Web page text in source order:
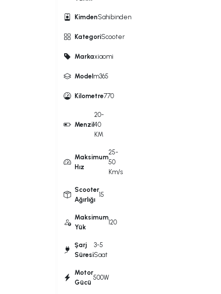
KimdenSahibinden
KategoriScooter
Markaxiaomi
Model m365
Kilometre770
Menzil
20-
40
KM
Maksimum
Hız
25-
50
Km/s
Scooter
Ağırlığı
15
Maksimum
Yük
120
Şarj
Süresi
3-5
Saat
Motor
Gücü
500W